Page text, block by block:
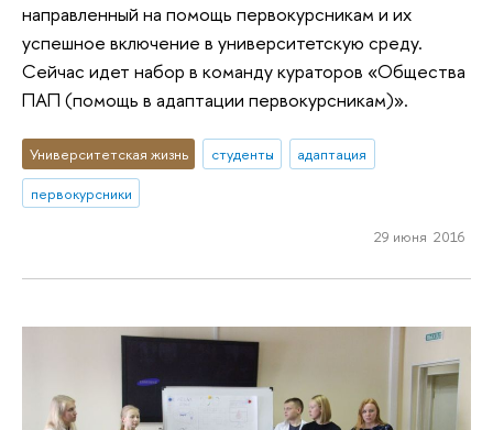
направленный на помощь первокурсникам и их
успешное включение в университетскую среду.
Сейчас идет набор в команду кураторов «Общества
ПАП (помощь в адаптации первокурсникам)».
Университетская жизнь студенты
адаптация
первокурсники
29 июня 2016